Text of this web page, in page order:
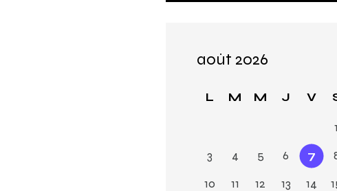
août 2026
L M M J V
1
3
4 5 6 7
10
11 12 13 14